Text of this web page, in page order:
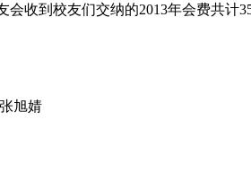
会收到校友们交纳的2013年会费共计
旭婧